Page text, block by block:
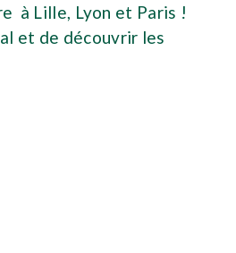
à Lille, Lyon et Paris !
et de découvrir les